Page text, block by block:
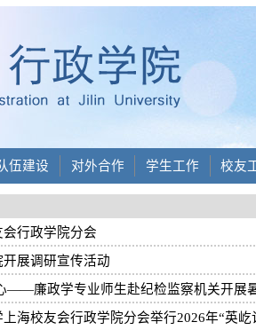
伍建设 对外合作 学生工作 校友
行政学院分会
展调研宣传活动
——廉政学专业师生赴纪检监察机关开展
海校友会行政学院分会举行2026年“英